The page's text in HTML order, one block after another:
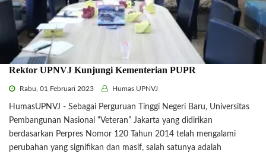
Rektor UPNVJ Kunjungi Kementerian PUPR
Rabu, 01 Februari 2023 Humas UPNVJ
HumasUPNVJ - Sebagai Perguruan Tinggi Negeri Baru, Universitas
Pembangunan Nasional “Veteran” Jakarta yang didirikan
berdasarkan Perpres Nomor 120 Tahun 2014 telah mengalami
perubahan yang signifikan dan masif, salah satunya adalah